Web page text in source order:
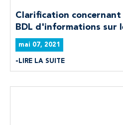
Clarification concernant
BDL d'informations sur
mai 07, 2021
LIRE LA SUITE